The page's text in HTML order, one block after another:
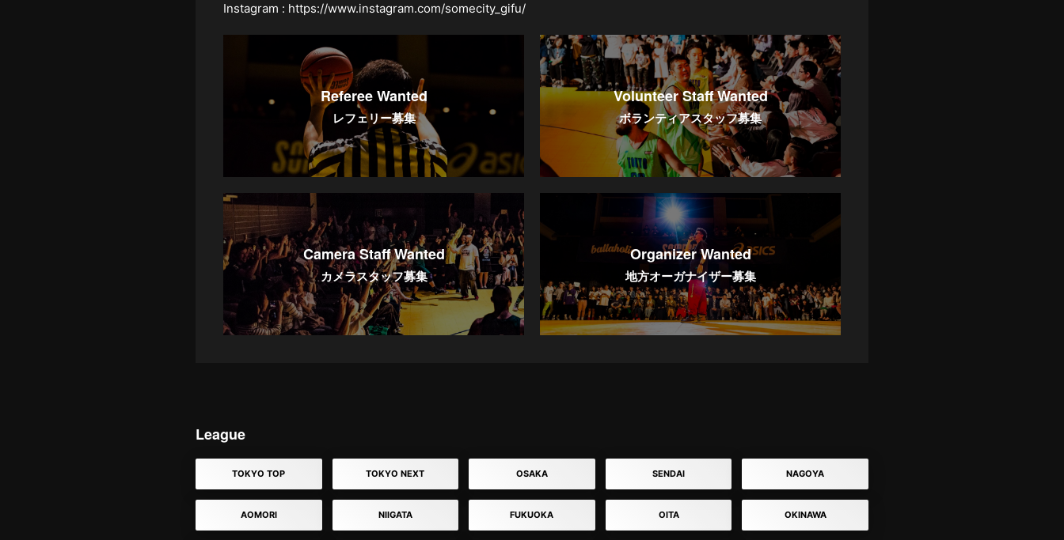
Instagram : https://www.instagram.com/somecity_gifu/
Referee Wanted
レフェリー募集
Volunteer Staff Wanted
ボランティアスタッフ募集
Camera Staff Wanted
カメラスタッフ募集
Organizer Wanted
地方オーガナイザー募集
League
TOKYO TOP TOKYO NEXT OSAKA SENDAI NAGOYA
AOMORI NIIGATA FUKUOKA OITA OKINAWA